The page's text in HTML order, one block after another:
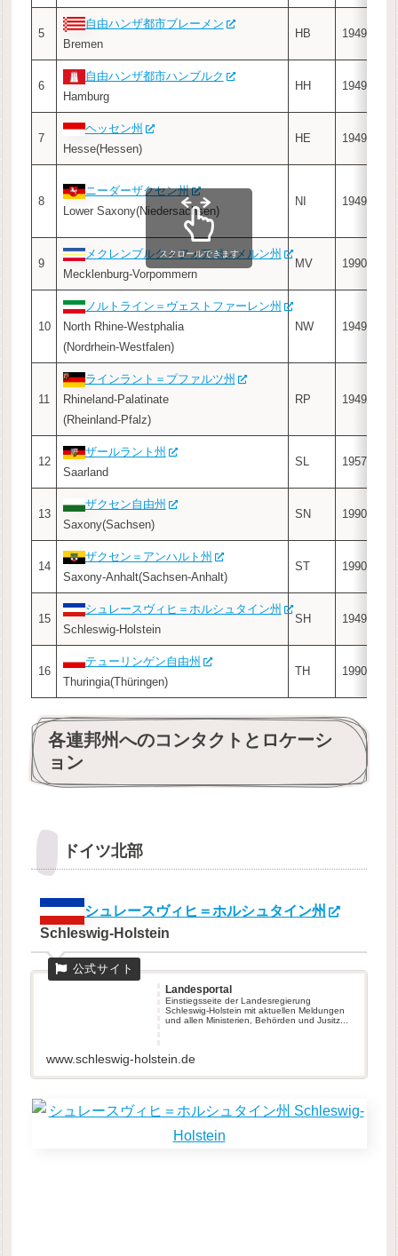
5
自由ハンザ都市ブレーメン
Bremen
HB 1949
6
自由ハンザ都市ハンブルク
Hamburg
HH 1949
7
ヘッセン州
Hesse(Hessen)
HE 1949
8
ニーダーザクセン州
Lower Saxony(Niedersachsen)
NI 1949
9
メクレンブルク＝フォアポンメルン州
Mecklenburg-Vorpommern
MV 1990
10
ノルトライン＝ヴェストファーレン州
North Rhine-Westphalia
(Nordrhein-Westfalen)
NW 1949
11
ラインラント＝プファルツ州
Rhineland-Palatinate
(Rheinland-Pfalz)
RP 1949
12
ザールラント州
Saarland
SL 1957
13
ザクセン自由州
Saxony(Sachsen)
SN 1990
14
ザクセン＝アンハルト州
Saxony-Anhalt(Sachsen-Anhalt)
ST 1990
15
シュレースヴィヒ＝ホルシュタイン州
Schleswig-Holstein
SH 1949
16
テューリンゲン自由州
Thuringia(Thüringen)
TH 1990
スクロールできます
各連邦州へのコンタクトとロケーシ
ョン
ドイツ北部
シュレースヴィヒ＝ホルシュタイン州
Schleswig-Holstein
Landes­portal
Einstiegsseite der Landesregierung
Schleswig-Holstein mit aktuellen Meldungen
und allen Ministerien, Behörden und Jusitz...
www.schleswig-holstein.de